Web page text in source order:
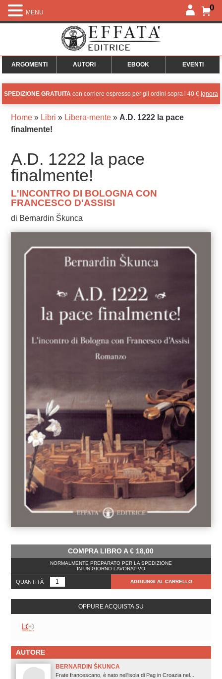
0
ARGOMENTI AUTORI EBOOK EVENTI
SPEDIZIONE GRATUITA con corriere espresso per gli ordini sopra i 40 € Ignora
Home» Libri » Libera-mente» A.D. 1222 la pace
finalmente!
A.D. 1222 la pace
finalmente!
L'INCONTRO DI BOLOGNA CON
FRANCESCO D'ASSISI
di Bernardin Škunca
COMPRA LIBRO A€ 18,00
NORMALMENTE PREPARATO PER LA SPEDIZIONE
IN UN GIORNO LAVORATIVO
QUANTITÀ AGGIUNGI AL CARRELLO
OPPURE ACQUISTA SU
AUTORE
BERNARDIN ŠKUNCA
Frate francescano, è nato nell'isola di Pag in Croazia nel...
MENU